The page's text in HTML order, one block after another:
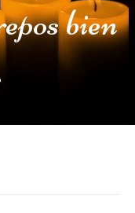
bien